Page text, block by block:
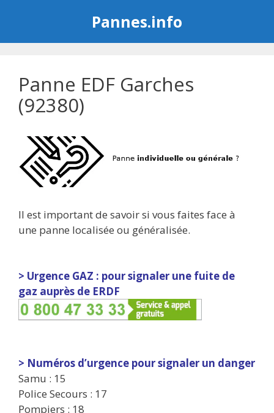
Pannes.info
Panne EDF Garches
(92380)
Il est important de savoir si vous faites face à
une panne localisée ou généralisée.
> Urgence GAZ : pour signaler une fuite de
gaz auprès de ERDF
> Numéros d’urgence pour signaler un danger
Samu : 15
Police Secours : 17
Pompiers : 18